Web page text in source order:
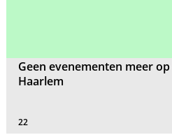
Geen evenementen meer
Haarlem
22